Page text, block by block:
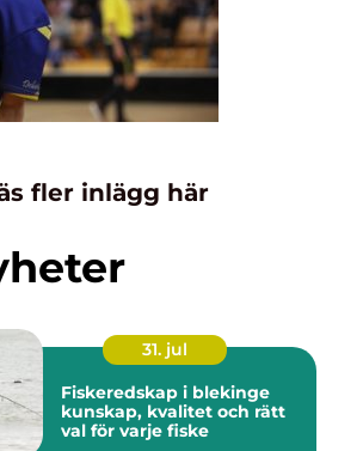
fler inlägg här
31. jul
Fiskeredskap i blekinge
kunskap, kvalitet och rätt
val för varje fiske